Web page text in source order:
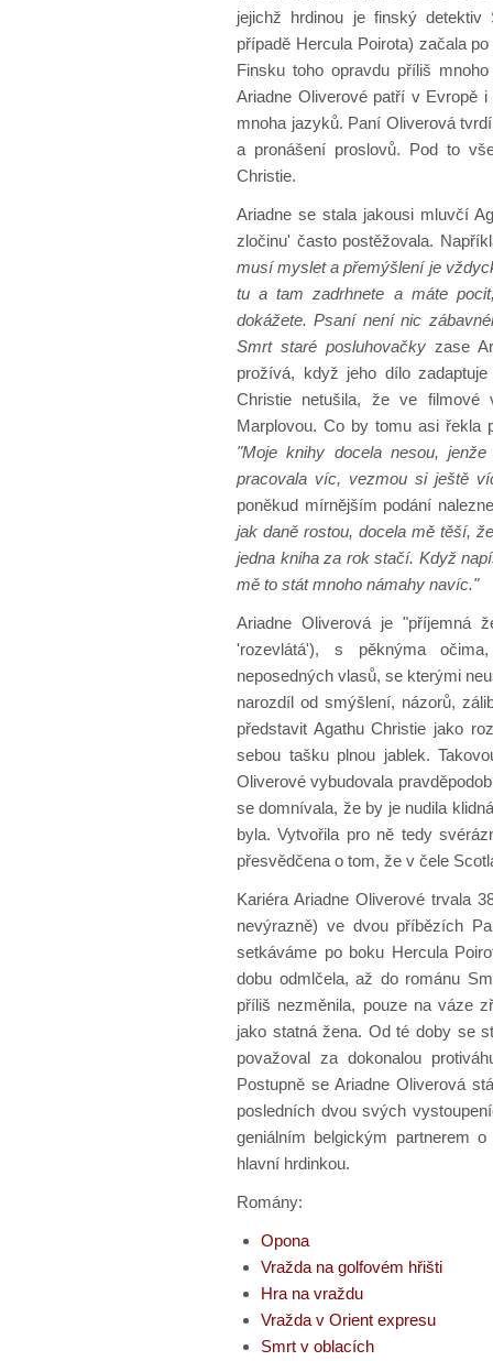
jejichž hrdinou je finský
případě Hercula Poirota) začala
Finsku toho opravdu příliš
Ariadne Oliverové patří v Evropě
mnoha jazyků. Paní Oliverová
a pronášení proslovů. Pod to
Christie.
Ariadne se stala jakousi mluvčí
zločinu' často postěžovala.
musí myslet a přemýšlení je
tu a tam zadrhnete a máte
dokážete. Psaní není nic
Smrt staré posluhovačky zase
prožívá, když jeho dílo
Christie netušila, že ve filmové
Marplovou. Co by tomu asi řekla
"Moje knihy docela nesou,
pracovala víc, vezmou si ještě
poněkud mírnějším podání
jak daně rostou, docela mě těší,
jedna kniha za rok stačí. Když
mě to stát mnoho námahy navíc."
Ariadne Oliverová je "příjemná
'rozevlátá'), s pěknýma
neposedných vlasů, se kterými
narozdíl od smýšlení, názorů,
představit Agathu Christie jako
sebou tašku plnou jablek.
Oliverové vybudovala
se domnívala, že by je nudila
byla. Vytvořila pro ně tedy
přesvědčena o tom, že v čele
Kariéra Ariadne Oliverové trvala
nevýrazně) ve dvou příbězích
setkáváme po boku Hercula
dobu odmlčela, až do románu
příliš nezměnila, pouze na váze
jako statná žena. Od té doby se
považoval za dokonalou
Postupně se Ariadne Oliverová
posledních dvou svých
geniálním belgickým partnerem
hlavní hrdinkou.
Romány:
Opona
Vražda na golfovém hřišti
Hra na vraždu
Vražda v Orient expresu
Smrt v oblacích